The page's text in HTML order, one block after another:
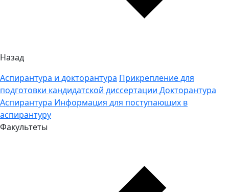
Назад
Аспирантура и докторантура Прикрепление для
подготовки кандидатской диссертации Докторантура
Аспирантура Информация для поступающих в
аспирантуру
Факультеты